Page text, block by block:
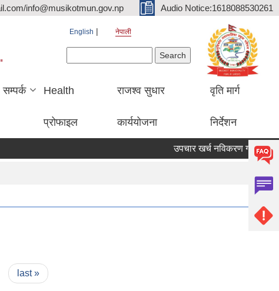
info@musikotmun.gov.np Audio Notice:1618088530261
English नेपाली
सम्पर्क Health
प्रोफाइल
राजश्व सुधार
कार्ययोजना
वृति मार्ग
निर्देशन
उपचार खर्च नविकरण गर्ने सम्बन्धमा
last »